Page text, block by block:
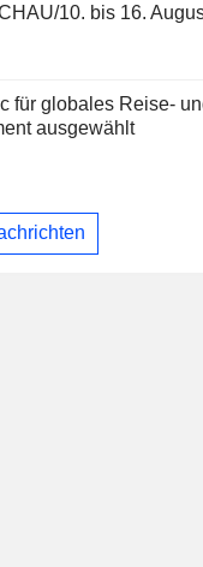
10. bis 16.
für globales Reise-
ausgewählt